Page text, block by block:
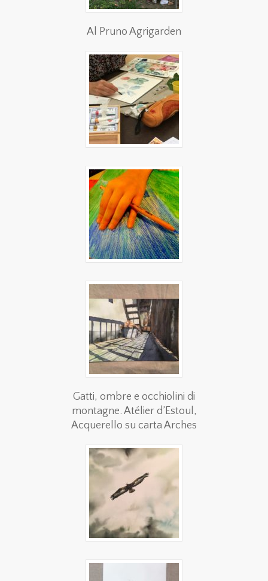
Al Pruno Agrigarden
Gatti, ombre e occhiolini di
montagne. Atélier d’Estoul,
Acquerello su carta Arches